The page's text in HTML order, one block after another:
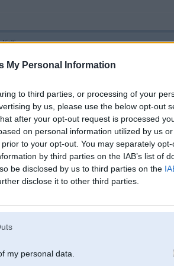
My Personal Information
to third parties, or processing of your
by us, please use the below opt-out
after your opt-out request is processed
on personal information utilized by us
to your opt-out. You may separately
by third parties on the IAB’s list of
be disclosed by us to third parties on the
disclose it to other third parties.
my personal data.
15:46
kur varetu pasutinat dabiska izskata DG uzshuves, nu ta